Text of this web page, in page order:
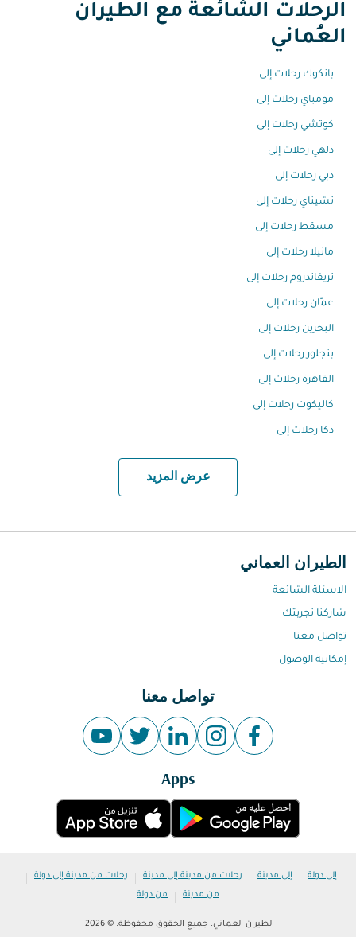
الرحلات الشائعة مع الطيران
العُماني
بانكوك رحلات إلى
مومباي رحلات إلى
كوتشي رحلات إلى
دلهي رحلات إلى
دبي رحلات إلى
تشيناي رحلات إلى
مسقط رحلات إلى
مانيلا رحلات إلى
تريفاندروم رحلات إلى
عمّان رحلات إلى
البحرين رحلات إلى
بنجلور رحلات إلى
القاهرة رحلات إلى
كاليكوت رحلات إلى
دكا رحلات إلى
عرض المزيد
الطيران العماني
الاسئلة الشائعة
شاركنا تجربتك
تواصل معنا
إمكانية الوصول
تواصل معنا
Apps
إلى دولة | إلى مدينة | رحلات من مدينة إلى مدينة | رحلات من مدينة إلى دولة |
من مدينة | من دولة
الطيران العماني. جميع الحقوق محفوظة. © 2026